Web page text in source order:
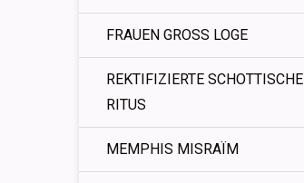
FRAUEN GROSS LOGE
REKTIFIZIERTE SCHOTTISCHE
RITUS
MEMPHIS MISRAÏM